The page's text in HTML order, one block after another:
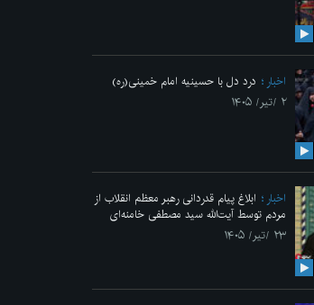
اخبار
درد دل با حسینیه امام خمینی(ره)
۲ /تیر/ ۱۴۰۵
اخبار
ابلاغ پیام قدردانی رهبر معظم انقلاب از
مردم توسط آیت‌الله سید مصطفی خامنه‌ای
۲۳ /تیر/ ۱۴۰۵